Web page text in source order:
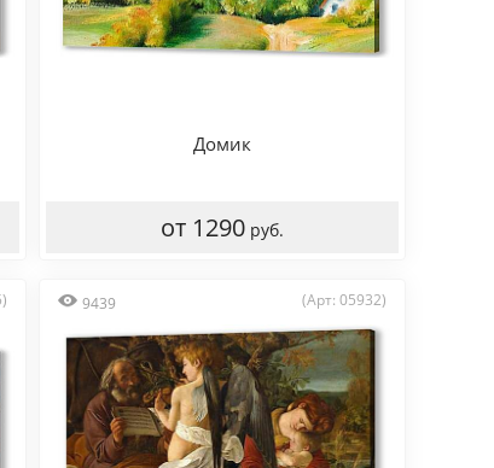
Домик
от 1290 руб.
9439 (Арт: 05932)